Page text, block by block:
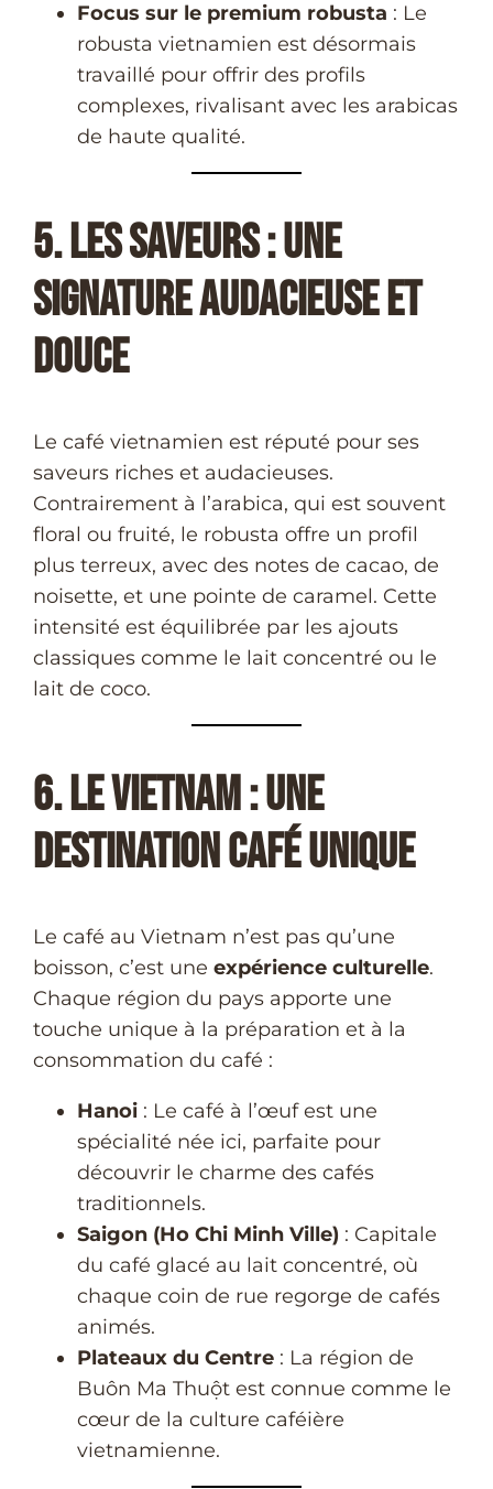
Focus sur le premium robusta : Le
robusta vietnamien est désormais
travaillé pour offrir des profils
complexes, rivalisant avec les arabicas
de haute qualité.
5. Les Saveurs : Une
Signature Audacieuse et
Douce
Le café vietnamien est réputé pour ses
saveurs riches et audacieuses.
Contrairement à l’arabica, qui est souvent
floral ou fruité, le robusta offre un profil
plus terreux, avec des notes de cacao, de
noisette, et une pointe de caramel. Cette
intensité est équilibrée par les ajouts
classiques comme le lait concentré ou le
lait de coco.
6. Le Vietnam : Une
Destination Café Unique
Le café au Vietnam n’est pas qu’une
boisson, c’est uneexpérience culturelle.
Chaque région du pays apporte une
touche unique à la préparation et à la
consommation du café :
Hanoi : Le café à l’œuf est une
spécialité née ici, parfaite pour
découvrir le charme des cafés
traditionnels.
Saigon (Ho Chi Minh Ville) : Capitale
du café glacé au lait concentré, où
chaque coin de rue regorge de cafés
animés.
Plateaux du Centre : La région de
Buôn Ma Thuột est connue comme le
cœur de la culture caféière
vietnamienne.